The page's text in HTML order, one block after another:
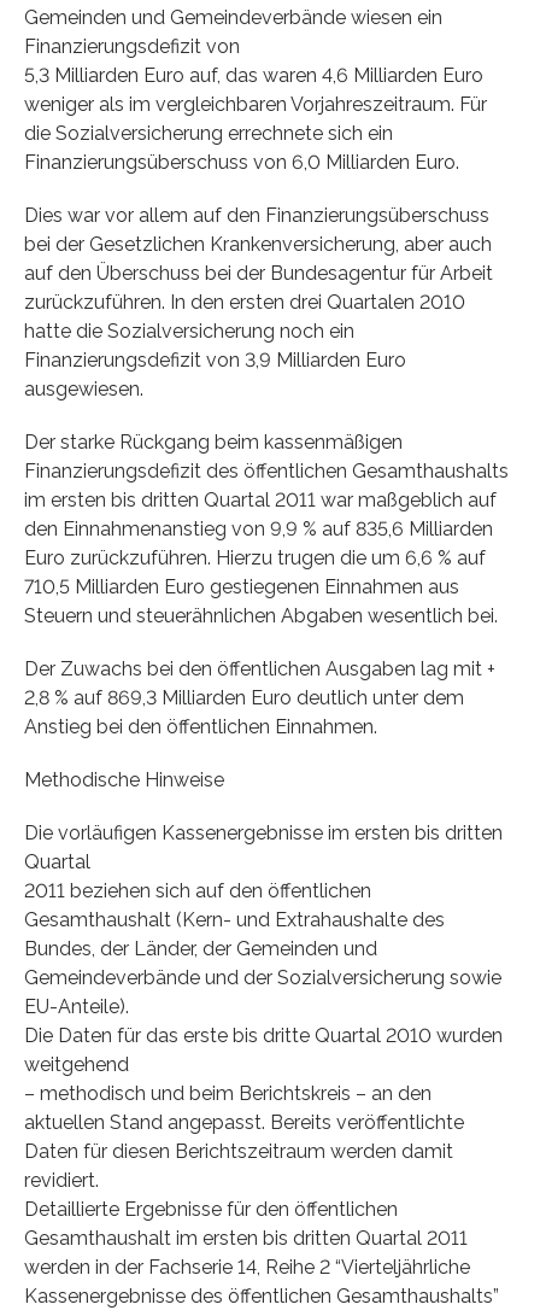
Gemeinden und Gemeindeverbände wiesen ein
Finanzierungsdefizit von
5,3 Milliarden Euro auf, das waren 4,6 Milliarden Euro
weniger als im vergleichbaren Vorjahreszeitraum. Für
die Sozialversicherung errechnete sich ein
Finanzierungsüberschuss von 6,0 Milliarden Euro.
Dies war vor allem auf den Finanzierungsüberschuss
bei der Gesetzlichen Krankenversicherung, aber auch
auf den Überschuss bei der Bundesagentur für Arbeit
zurückzuführen. In den ersten drei Quartalen 2010
hatte die Sozialversicherung noch ein
Finanzierungsdefizit von 3,9 Milliarden Euro
ausgewiesen.
Der starke Rückgang beim kassenmäßigen
Finanzierungsdefizit des öffentlichen Gesamthaushalts
im ersten bis dritten Quartal 2011 war maßgeblich auf
den Einnahmenanstieg von 9,9 % auf 835,6 Milliarden
Euro zurückzuführen. Hierzu trugen die um 6,6 % auf
710,5 Milliarden Euro gestiegenen Einnahmen aus
Steuern und steuerähnlichen Abgaben wesentlich bei.
Der Zuwachs bei den öffentlichen Ausgaben lag mit +
2,8 % auf 869,3 Milliarden Euro deutlich unter dem
Anstieg bei den öffentlichen Einnahmen.
Methodische Hinweise
Die vorläufigen Kassenergebnisse im ersten bis dritten
Quartal
2011 beziehen sich auf den öffentlichen
Gesamthaushalt (Kern- und Extrahaushalte des
Bundes, der Länder, der Gemeinden und
Gemeindeverbände und der Sozialversicherung sowie
EU-Anteile).
Die Daten für das erste bis dritte Quartal 2010 wurden
weitgehend
– methodisch und beim Berichtskreis – an den
aktuellen Stand angepasst. Bereits veröffentlichte
Daten für diesen Berichtszeitraum werden damit
revidiert.
Detaillierte Ergebnisse für den öffentlichen
Gesamthaushalt im ersten bis dritten Quartal 2011
werden in der Fachserie 14, Reihe 2 “Vierteljährliche
Kassenergebnisse des öffentlichen Gesamthaushalts”